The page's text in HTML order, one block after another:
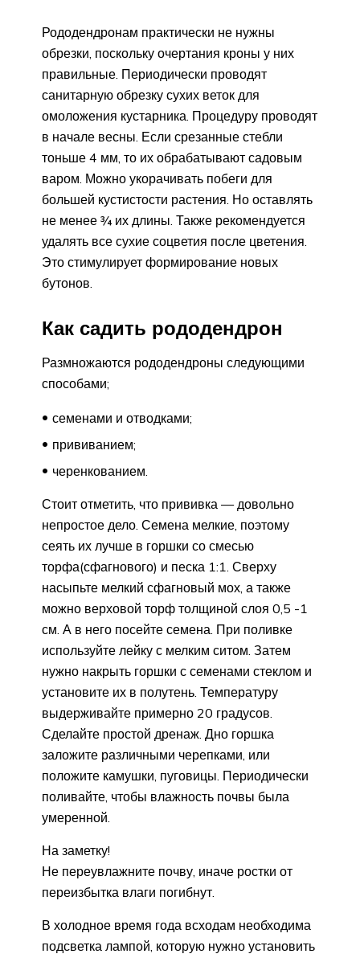
Рододендронам практически не нужны
обрезки, поскольку очертания кроны у них
правильные. Периодически проводят
санитарную обрезку сухих веток для
омоложения кустарника. Процедуру проводят
в начале весны. Если срезанные стебли
тоньше 4 мм, то их обрабатывают садовым
варом. Можно укорачивать побеги для
большей кустистости растения. Но оставлять
не менее ¾ их длины. Также рекомендуется
удалять все сухие соцветия после цветения.
Это стимулирует формирование новых
бутонов.
Как садить рододендрон
Размножаются рододендроны следующими
способами;
семенами и отводками;
прививанием;
черенкованием.
Стоит отметить, что прививка — довольно
непростое дело. Семена мелкие, поэтому
сеять их лучше в горшки со смесью
торфа(сфагнового) и песка 1:1. Сверху
насыпьте мелкий сфагновый мох, а также
можно верховой торф толщиной слоя 0,5 -1
см. А в него посейте семена. При поливке
используйте лейку с мелким ситом. Затем
нужно накрыть горшки с семенами стеклом и
установите их в полутень. Температуру
выдерживайте примерно 20 градусов.
Сделайте простой дренаж. Дно горшка
заложите различными черепками, или
положите камушки, пуговицы. Периодически
поливайте, чтобы влажность почвы была
умеренной.
На заметку!
Не переувлажните почву, иначе ростки от
переизбытка влаги погибнут.
В холодное время года всходам необходима
подсветка лампой, которую нужно установить